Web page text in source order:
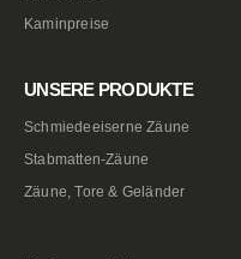
Kaminpreise
UNSERE PRODUKTE
Schmiedeeiserne Zäune
Stabmatten-Zäune
Zäune, Tore & Geländer